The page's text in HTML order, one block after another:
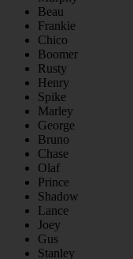
Beau
Frankie
Chico
Boomer
Rusty
Henry
Spike
Marley
George
Bruno
Chase
Olaf
Prince
Shadow
Lance
Joey
Gus
Stanley